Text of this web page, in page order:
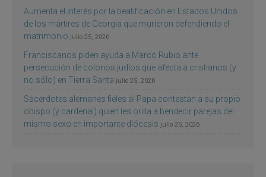
Aumenta el interés por la beatificación en Estados Unidos
de los mártires de Georgia que murieron defendiendo el
matrimonio julio 25, 2026
Franciscanos piden ayuda a Marco Rubio ante
persecución de colonos judíos que afecta a cristianos (y
no sólo) en Tierra Santa julio 25, 2026
Sacerdotes alemanes fieles al Papa contestan a su propio
obispo (y cardenal) quien les orilla a bendecir parejas del
mismo sexo en importante diócesis julio 25, 2026